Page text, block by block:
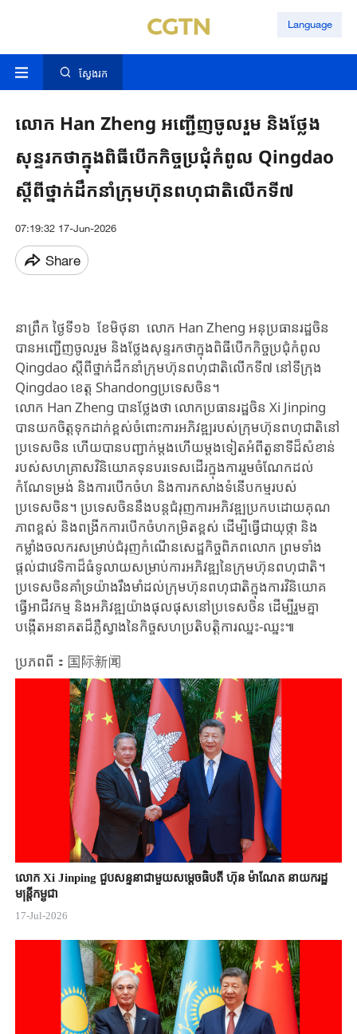
Language
ស្វែងរក
លោក Han Zheng អញ្ជើញចូលរួម និងថ្លែង
សុន្ទរកថាក្នុងពិធីបើកកិច្ចប្រជុំកំពូល Qingdao
ស្តីពីថ្នាក់ដឹកនាំក្រុមហ៊ុនពហុជាតិលើកទី៧
07:19:32 17-Jun-2026
Share
នាព្រឹក ថ្ងៃទី១៦ ខែមិថុនា​ លោក Han Zheng អនុប្រធានរដ្ឋចិន
បានអញ្ជើញចូលរួម និងថ្លែងសុន្ទរកថាក្នុងពិធីបើកកិច្ចប្រជុំកំពូល
Qingdao ស្តីពីថ្នាក់ដឹកនាំក្រុមហ៊ុនពហុជាតិលើកទី៧ នៅទីក្រុង
Qingdao ខេត្ត Shandongប្រទេសចិន។
លោក Han Zheng បានថ្លែងថា លោកប្រធានរដ្ឋចិន Xi Jinping
បានយកចិត្តទុកដាក់ខ្ពស់ចំពោះការអភិវឌ្ឍរបស់ក្រុមហ៊ុនពហុជាតិនៅ
ប្រទេសចិន ហើយបានបញ្ជាក់ម្តងហើយម្តងទៀតអំពីតួនាទីដ៏សំខាន់
របស់សហគ្រាសវិនិយោគទុនបរទេសដើរក្នុងការរួមចំណែកដល់
កំណែទម្រង់ និងការបើកចំហ និងការកសាងទំនើបកម្មរបស់
ប្រទេសចិន។ ប្រទេសចិននឹងបន្តជំរុញការអភិវឌ្ឍប្រកបដោយគុណ
ភាពខ្ពស់ និងពង្រីកការបើកចំហកម្រិតខ្ពស់ ដើម្បីធ្វើជាយុថ្កា និង
កម្លាំងចលករសម្រាប់ជំរុញកំណើនសេដ្ឋកិច្ចពិភពលោក ព្រមទាំង
ផ្តល់ជាវេទិកាដ៏ធំទូលាយសម្រាប់ការអភិវឌ្ឍនៃក្រុមហ៊ុនពហុជាតិ។
ប្រទេសចិនគាំទ្រយ៉ាងរឹងមាំដល់ក្រុមហ៊ុនពហុជាតិក្នុងការវិនិយោគ
ធ្វើអាជីវកម្ម និងអភិវឌ្ឍយ៉ាងផុលផុសនៅប្រទេសចិន ដើម្បីរួមគ្នា
បង្កើតអនាគតដ៏ភ្លឺស្វាងនៃកិច្ចសហប្រតិបត្តិការឈ្នះ-ឈ្នះ៕
ប្រភពពី：国际新闻
លោក Xi Jinping ជួបសន្ទនាជាមួយសម្តេចធិបតី ហ៊ុន ម៉ាណែត នាយករដ្ឋ
មន្ត្រីកម្ពុជា
17-Jul-2026